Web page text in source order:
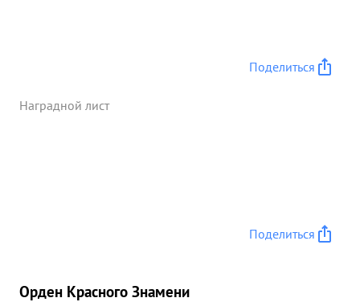
Поделиться
Наградной лист
Поделиться
Орден Красного Знамени